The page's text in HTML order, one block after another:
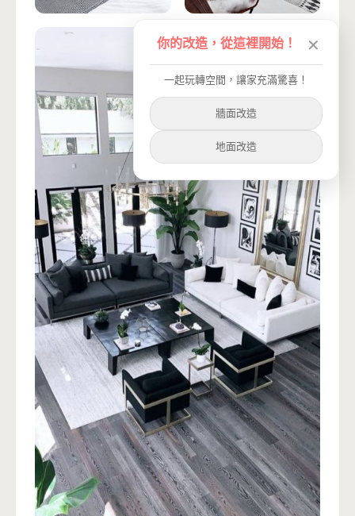
你的改造，從這裡開始！ ✕
一起玩轉空間，讓家充滿驚喜！
牆面改造
地面改造